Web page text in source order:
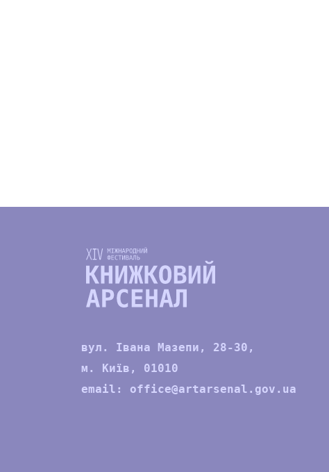
вул. Івана Мазепи, 28-30,
м. Київ, 01010
email: office@artarsenal.gov.ua